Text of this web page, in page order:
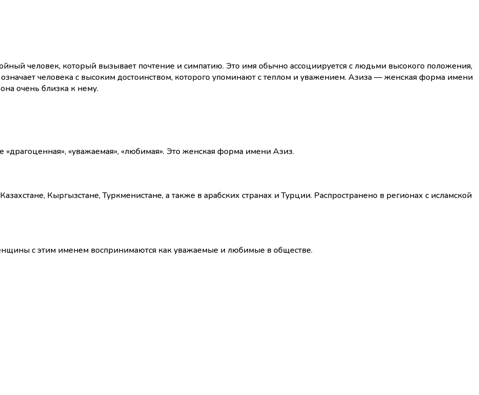
человек, который вызывает почтение и симпатию. Это имя обычно ассоциируется с людьми высокого положения,
человека с высоким достоинством, которого упоминают с теплом и уважением. Азиза — женская форма имени
очень близка к нему.
«уважаемая», «любимая». Это женская форма имени Азиз.
Кыргызстане, Туркменистане, а также в арабских странах и Турции. Распространено в регионах с исламской
с этим именем воспринимаются как уважаемые и любимые в обществе.